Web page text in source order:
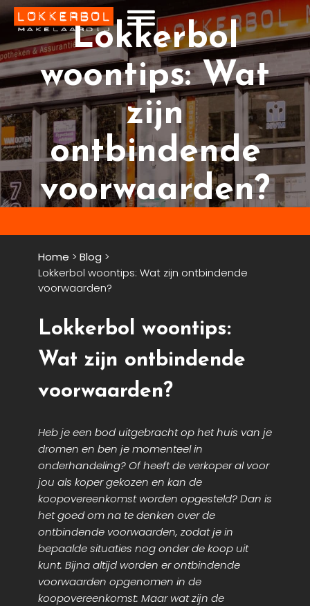
Lokkerbol
woontips: Wat
zijn
ontbindende
voorwaarden?
Home > Blog >
Lokkerbol woontips: Wat zijn ontbindende
voorwaarden?
Lokkerbol woontips:
Wat zijn ontbindende
voorwaarden?
Heb je een bod uitgebracht op het huis van je
dromen en ben je momenteel in
onderhandeling? Of heeft de verkoper al voor
jou als koper gekozen en kan de
koopovereenkomst worden opgesteld? Dan is
het goed om na te denken over de
ontbindende voorwaarden, zodat je in
bepaalde situaties nog onder de koop uit
kunt. Bijna altijd worden er ontbindende
voorwaarden opgenomen in de
koopovereenkomst: Maar wat zijn de